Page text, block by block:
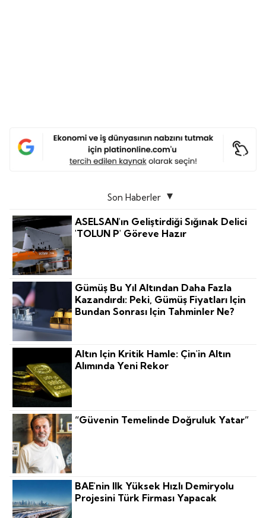
Son Haberler
ASELSAN'ın Geliştirdiği Sığınak Delici
'TOLUN P' Göreve Hazır
Gümüş Bu Yıl Altından Daha Fazla
Kazandırdı: Peki, Gümüş Fiyatları Için
Bundan Sonrası Için Tahminler Ne?
Altın Için Kritik Hamle: Çin'in Altın
Alımında Yeni Rekor
“Güvenin Temelinde Doğruluk Yatar”
BAE'nin Ilk Yüksek Hızlı Demiryolu
Projesini Türk Firması Yapacak